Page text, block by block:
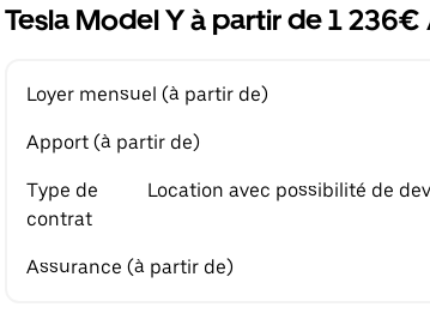
Tesla Model Y à partir de 1
Loyer mensuel (à partir de)
Apport (à partir de)
Type de
contrat
Location avec possibilité de
Assurance (à partir de)